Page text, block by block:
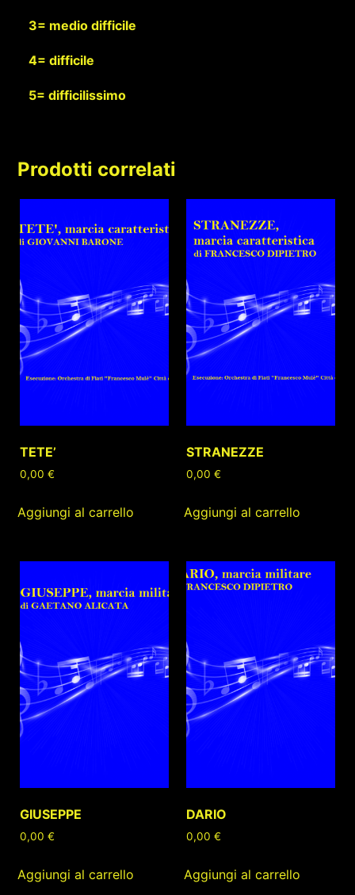
3= medio difficile
4= difficile
5= difficilissimo
Prodotti correlati
TETE’
0,00€
Aggiungi al carrello
STRANEZZE
0,00€
Aggiungi al carrello
GIUSEPPE
0,00€
Aggiungi al carrello
DARIO
0,00€
Aggiungi al carrello